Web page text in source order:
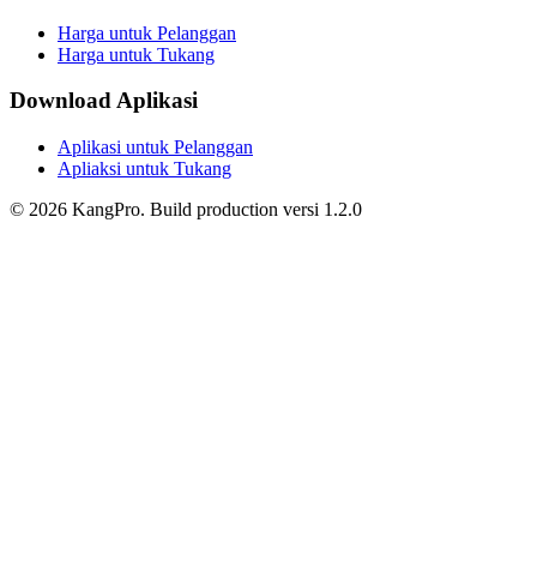
Harga untuk Pelanggan
Harga untuk Tukang
Download Aplikasi
Aplikasi untuk Pelanggan
Apliaksi untuk Tukang
© 2026 KangPro. Build production versi 1.2.0